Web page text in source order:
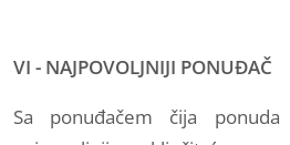
VI - NAJPOVOLJNIJI PONUĐAČ
Sa ponuđačem čija